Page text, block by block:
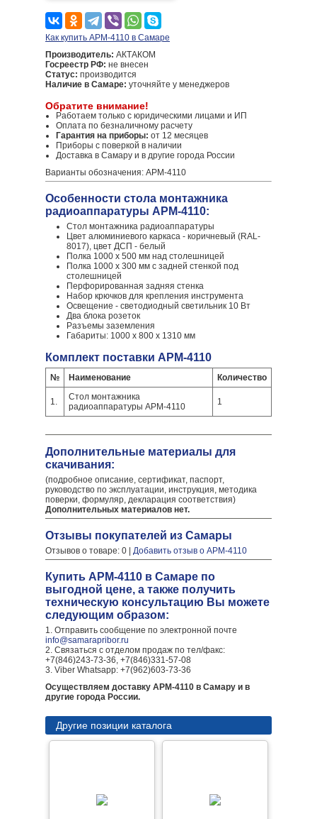
Как купить АРМ-4110 в Самаре
Производитель: АКТАКОМ
Госреестр РФ: не внесен
Статус: производится
Наличие в Самаре: уточняйте у менеджеров
Обратите внимание!
Работаем только с юридическими лицами и ИП
Оплата по безналичному расчету
Гарантия на приборы: от 12 месяцев
Приборы с поверкой в наличии
Доставка в Самару и в другие города России
Варианты обозначения: АРМ-4110
Особенности стола монтажника
радиоаппаратуры АРМ-4110:
Стол монтажника радиоаппаратуры
Цвет алюминиевого каркаса - коричневый (RAL-
8017), цвет ДСП - белый
Полка 1000 x 500 мм над столешницей
Полка 1000 х 300 мм с задней стенкой под
столешницей
Перфорированная задняя стенка
Набор крючков для крепления инструмента
Освещение - светодиодный светильник 10 Вт
Два блока розеток
Разъемы заземления
Габариты: 1000 х 800 х 1310 мм
Комплект поставки АРМ-4110
№ Наименование Количество
1.
Стол монтажника
радиоаппаратуры АРМ-4110
1
Дополнительные материалы для
скачивания:
(подробное описание, сертификат, паспорт,
руководство по эксплуатации, инструкция, методика
поверки, формуляр, декларация соответствия)
Дополнительных материалов нет.
Отзывы покупателей из Самары
Отзывов о товаре: 0 | Добавить отзыв о АРМ-4110
Купить АРМ-4110 в Самаре по
выгодной цене, а также получить
техническую консультацию Вы можете
следующим образом:
1. Отправить сообщение по электронной почте
info@samarapribor.ru
2. Связаться с отделом продаж по тел/факс:
+7(846)243-73-36, +7(846)331-57-08
3. Viber Whatsapp: +7(962)603-73-36
Осуществляем доставку АРМ-4110 в Самару и в
другие города России.
Другие позиции каталога